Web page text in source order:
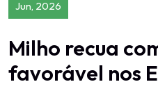
Jun, 2026
Milho recua
favorável nos